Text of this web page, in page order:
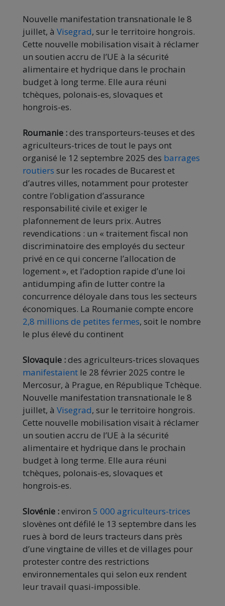
Nouvelle manifestation transnationale le 8
juillet, à Visegrad, sur le territoire hongrois.
Cette nouvelle mobilisation visait à réclamer
un soutien accru de l’UE à la sécurité
alimentaire et hydrique dans le prochain
budget à long terme. Elle aura réuni
tchèques, polonais-es, slovaques et
hongrois-es.
Roumanie :des transporteurs-teuses et des
agriculteurs-trices de tout le pays ont
organisé le 12 septembre 2025 des barrages
routiers sur les rocades de Bucarest et
d’autres villes, notamment pour protester
contre l’obligation d’assurance
responsabilité civile et exiger le
plafonnement de leurs prix. Autres
revendications : un « traitement fiscal non
discriminatoire des employés du secteur
privé en ce qui concerne l’allocation de
logement », et l’adoption rapide d’une loi
antidumping afin de lutter contre la
concurrence déloyale dans tous les secteurs
économiques. La Roumanie compte encore
2,8 millions de petites fermes, soit le nombre
le plus élevé du continent
Slovaquie :des agriculteurs-trices slovaques
manifestaient le 28 février 2025 contre le
Mercosur, à Prague, en République Tchèque.
Nouvelle manifestation transnationale le 8
juillet, à Visegrad, sur le territoire hongrois.
Cette nouvelle mobilisation visait à réclamer
un soutien accru de l’UE à la sécurité
alimentaire et hydrique dans le prochain
budget à long terme. Elle aura réuni
tchèques, polonais-es, slovaques et
hongrois-es.
Slovénie :environ 5 000 agriculteurs-trices
slovènes ont défilé le 13 septembre dans les
rues à bord de leurs tracteurs dans près
d’une vingtaine de villes et de villages pour
protester contre des restrictions
environnementales qui selon eux rendent
leur travail quasi-impossible.